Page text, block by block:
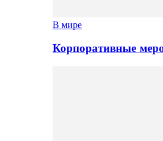
В мире
Корпоративные